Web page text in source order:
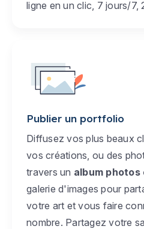
ligne en un clic, 7 jours/7,
Publier un portfolio
Diffusez vos plus beaux
vos créations, ou des
travers un album photos
galerie d'images pour
votre art et vous faire
nombre. Partagez votre